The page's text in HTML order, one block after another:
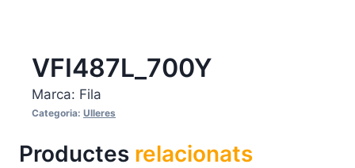
VFI487L_700Y
Marca: Fila
Categoria: Ulleres
Productes relacionats